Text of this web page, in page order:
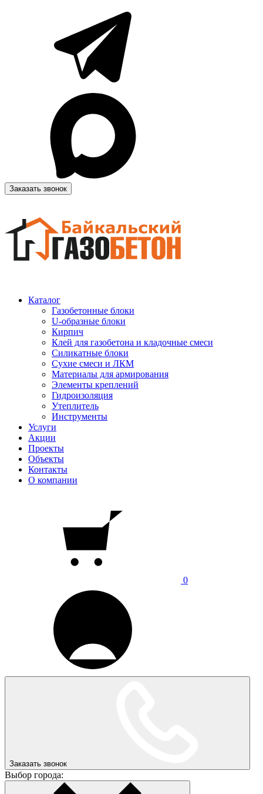
Заказать звонок
Каталог
Газобетонные блоки
U-образные блоки
Кирпич
Клей для газобетона и кладочные смеси
Силикатные блоки
Сухие смеси и ЛКМ
Материалы для армирования
Элементы креплений
Гидроизоляция
Утеплитель
Инструменты
Услуги
Акции
Проекты
Объекты
Контакты
О компании
0
Заказать звонок
Выбор города: